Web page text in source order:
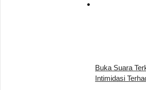
Buka Suara
Intimidasi